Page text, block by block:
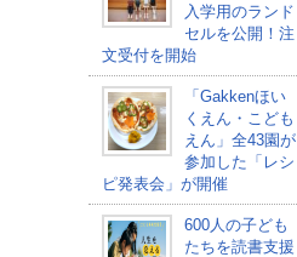
入学用のランド
セルを公開！注
文受付を開始
「Gakkenほい
くえん・こども
えん」全43園が
参加した「レシ
ピ発表会」が開催
600人の子ども
たちを読書支援